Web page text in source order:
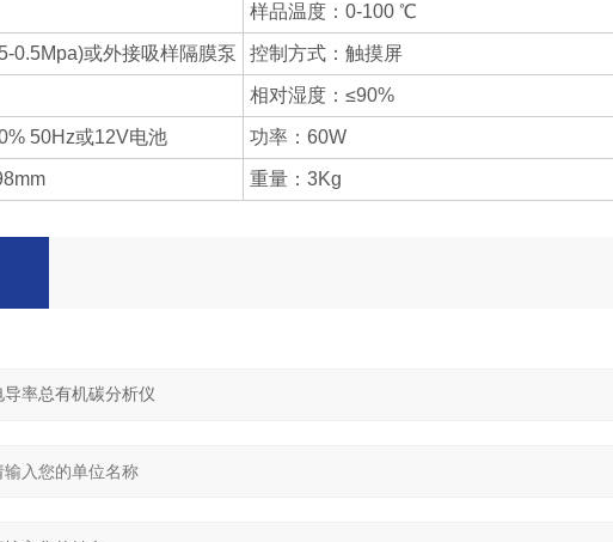
样品温度：0-100 ℃
0.5Mpa)或外接吸样隔膜泵 控制方式：触摸屏
相对湿度：≤90%
50Hz或12V电池 功率：60W
重量：3Kg